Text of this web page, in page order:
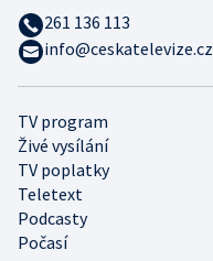
TV program
Živé vysílání
TV poplatky
Teletext
Podcasty
Počasí
261 136 113
info@ceskatelevize.cz